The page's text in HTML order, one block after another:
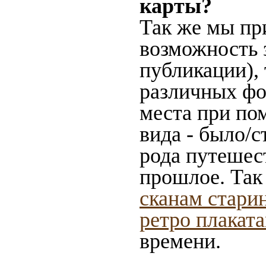
карты?
Так же мы
возможность
публикации),
различных
места при
вида - было/
рода
прошлое.
сканам
ретро
времени.